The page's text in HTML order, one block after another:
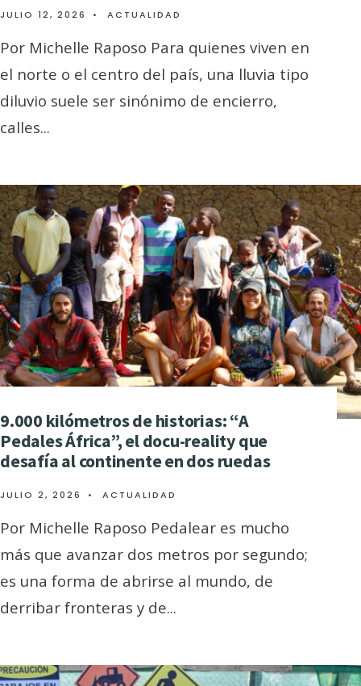
JULIO 12, 2026 • ACTUALIDAD
Por Michelle Raposo Para quienes viven en
el norte o el centro del país, una lluvia tipo
diluvio suele ser sinónimo de encierro,
calles...
9.000 kilómetros de historias: “A
Pedales África”, el docu-reality que
desafía al continente en dos ruedas
JULIO 2, 2026 • ACTUALIDAD
Por Michelle Raposo Pedalear es mucho
más que avanzar dos metros por segundo;
es una forma de abrirse al mundo, de
derribar fronteras y de...